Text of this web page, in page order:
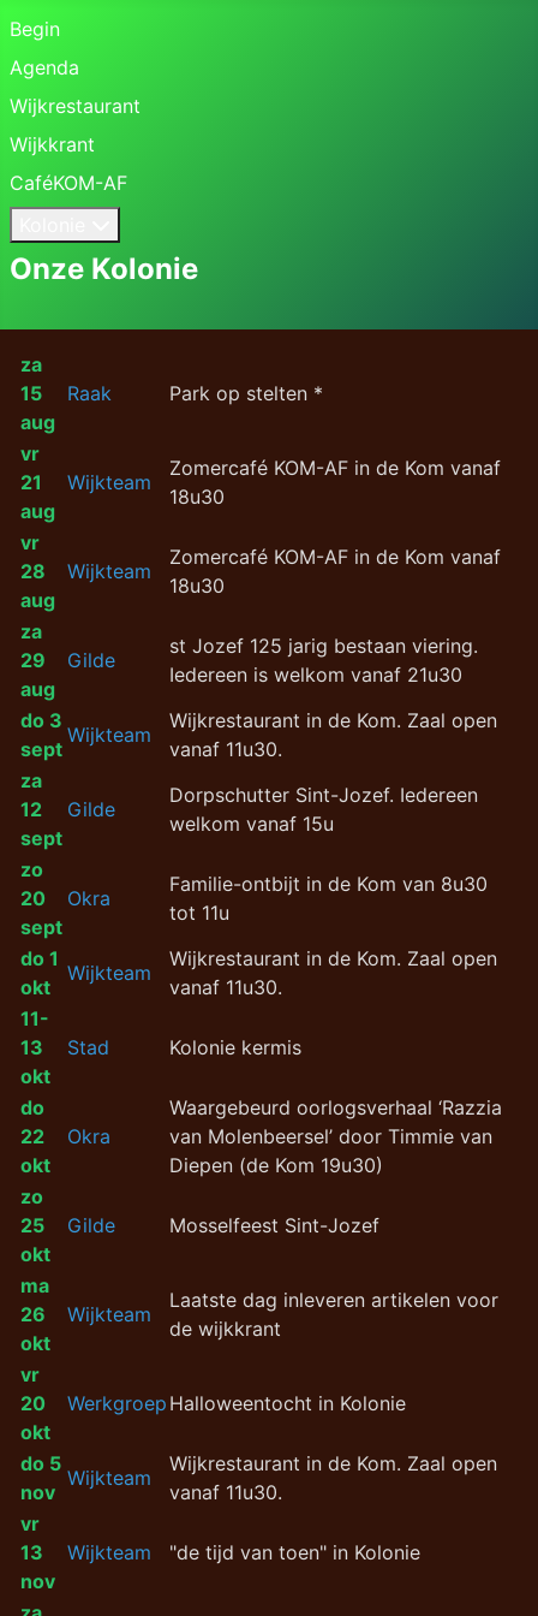
Begin
Agenda
Wijkrestaurant
Wijkkrant
CaféKOM-AF
Onze Kolonie
za
15
aug
Raak Park op stelten *
vr
21
aug
Wijkteam
Zomercafé KOM-AF in de Kom vanaf
18u30
vr
28
aug
Wijkteam
Zomercafé KOM-AF in de Kom vanaf
18u30
za
29
aug
Gilde
st Jozef 125 jarig bestaan viering.
Iedereen is welkom vanaf 21u30
do 3
sept
Wijkteam
Wijkrestaurant in de Kom. Zaal open
vanaf 11u30.
za
12
sept
Gilde
Dorpschutter Sint-Jozef. Iedereen
welkom vanaf 15u
zo
20
sept
Okra
Familie-ontbijt in de Kom van 8u30
tot 11u
do 1
okt
Wijkteam
Wijkrestaurant in de Kom. Zaal open
vanaf 11u30.
11-
13
okt
Stad Kolonie kermis
do
22
okt
Okra
Waargebeurd oorlogsverhaal ‘Razzia
van Molenbeersel’ door Timmie van
Diepen (de Kom 19u30)
zo
25
okt
Gilde Mosselfeest Sint-Jozef
ma
26
okt
Wijkteam
Laatste dag inleveren artikelen voor
de wijkkrant
vr
20
okt
Werkgroep Halloweentocht in Kolonie
do 5
nov
Wijkteam
Wijkrestaurant in de Kom. Zaal open
vanaf 11u30.
vr
13
nov
Wijkteam "de tijd van toen" in Kolonie